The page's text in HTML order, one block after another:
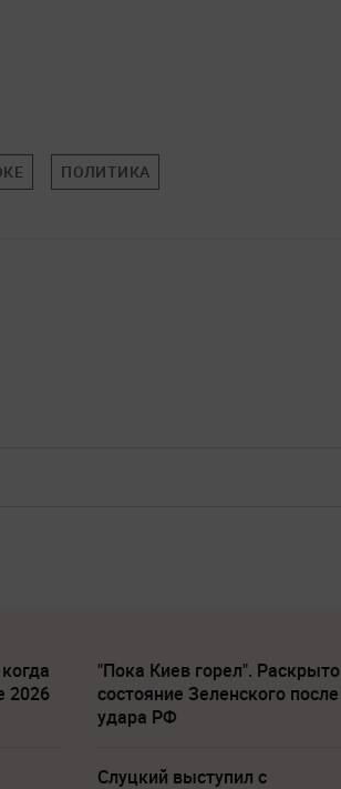
ПОЛИТИКА
2026
"Пока Киев горел". Раскрыто
состояние Зеленского после
удара РФ
Слуцкий выступил с